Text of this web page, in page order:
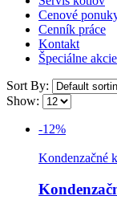
Cenové
Cenník práce
Kontakt
Špeciálne
Sort By:
Show:
-12%
Kondenzačné